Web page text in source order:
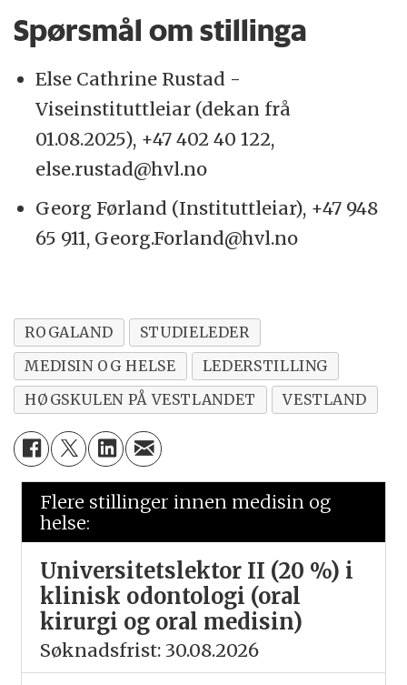
Spørsmål om stillinga
Else Cathrine Rustad -
Viseinstituttleiar (dekan frå
01.08.2025), +47 402 40 122,
else.rustad@hvl.no
Georg Førland (Instituttleiar), +47 948
65 911, Georg.Forland@hvl.no
ROGALAND
STUDIELEDER
MEDISIN OG HELSE
LEDERSTILLING
HØGSKULEN PÅ VESTLANDET
VESTLAND
Flere stillinger innen medisin og
helse:
Universitetslektor II (20 %) i
klinisk odontologi (oral
kirurgi og oral medisin)
Søknadsfrist: 30.08.2026